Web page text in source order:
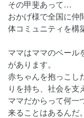
その甲斐あって…
おかげ様で全国に仲
体コミュニティを構
ママはママのベール
があります。
赤ちゃんを抱っこし
りを持ち、社会を支
ママだからって何一
来ることはあるんだ